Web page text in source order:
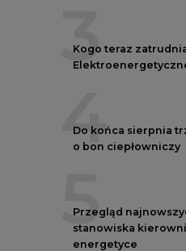
3
Kogo teraz
4
Do końca sierpnia
o bon ciepłowniczy
5
Przegląd
stanowiska
energetyce